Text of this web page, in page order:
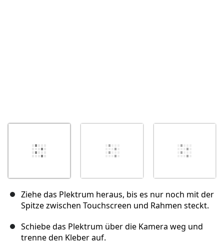
Ziehe das Plektrum heraus, bis es nur noch mit der
Spitze zwischen Touchscreen und Rahmen steckt.
Schiebe das Plektrum über die Kamera weg und
trenne den Kleber auf.